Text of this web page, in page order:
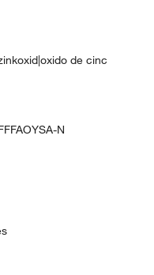
de cinc
N